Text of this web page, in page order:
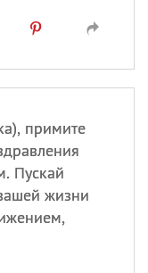
примите
Пускай
жизни